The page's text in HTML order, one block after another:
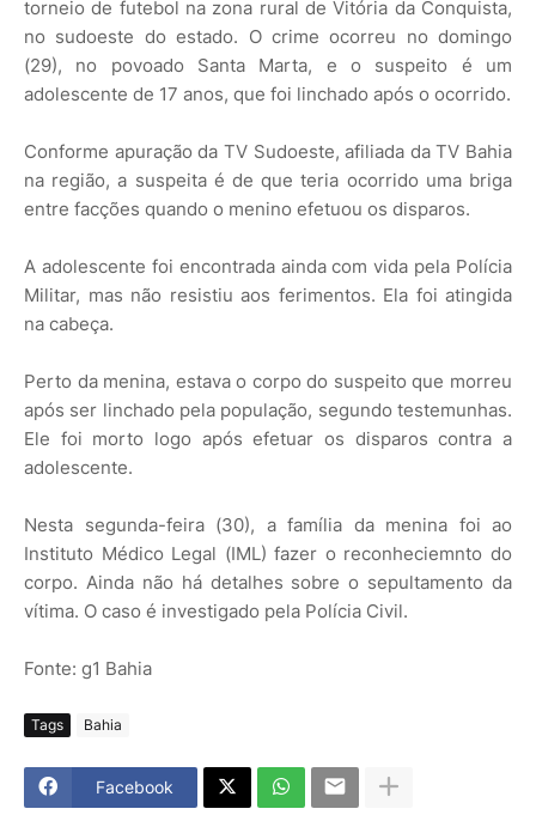
torneio de futebol na zona rural de Vitória da Conquista,
no sudoeste do estado. O crime ocorreu no domingo
(29), no povoado Santa Marta, e o suspeito é um
adolescente de 17 anos, que foi linchado após o ocorrido.
Conforme apuração da TV Sudoeste, afiliada da TV Bahia
na região, a suspeita é de que teria ocorrido uma briga
entre facções quando o menino efetuou os disparos.
A adolescente foi encontrada ainda com vida pela Polícia
Militar, mas não resistiu aos ferimentos. Ela foi atingida
na cabeça.
Perto da menina, estava o corpo do suspeito que morreu
após ser linchado pela população, segundo testemunhas.
Ele foi morto logo após efetuar os disparos contra a
adolescente.
Nesta segunda-feira (30), a família da menina foi ao
Instituto Médico Legal (IML) fazer o reconheciemnto do
corpo. Ainda não há detalhes sobre o sepultamento da
vítima. O caso é investigado pela Polícia Civil.
Fonte: g1 Bahia
Tags Bahia
Facebook